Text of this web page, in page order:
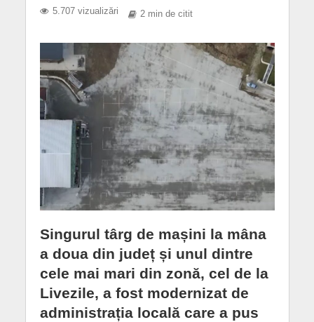
5.707 vizualizări
2 min de citit
Singurul târg de mașini la mâna
a doua din județ și unul dintre
cele mai mari din zonă, cel de la
Livezile, a fost modernizat de
administrația locală care a pus